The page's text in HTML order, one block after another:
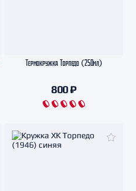
Термокружка Торпедо (250мл)
800 ₽